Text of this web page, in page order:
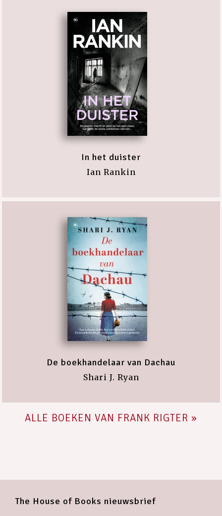
In het duister
Ian Rankin
De boekhandelaar van Dachau
Shari J. Ryan
ALLE BOEKEN VAN FRANK RIGTER »
The House of Books nieuwsbrief